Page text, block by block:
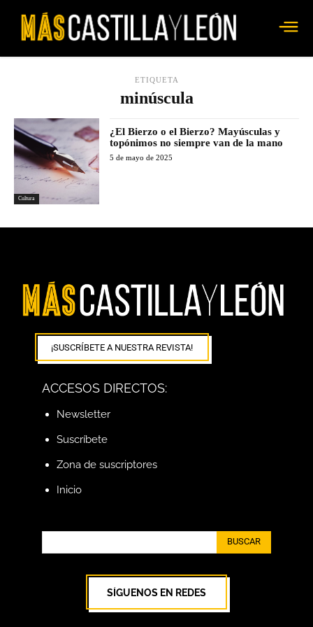
ETIQUETA
minúscula
Cultura
¿El Bierzo o el Bierzo? Mayúsculas y
topónimos no siempre van de la mano
5 de mayo de 2025
¡SUSCRÍBETE A NUESTRA REVISTA!
ACCESOS DIRECTOS:
Newsletter
Suscríbete
Zona de suscriptores
Inicio
BUSCAR
SÍGUENOS EN REDES